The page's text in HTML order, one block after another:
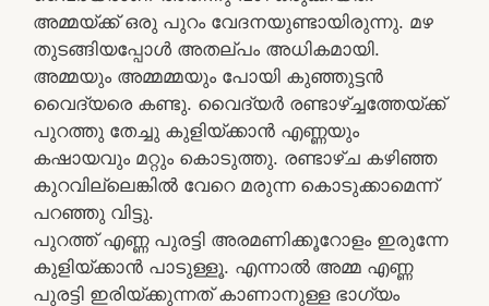
അമ്മയ്ക്ക് ഒരു പുറം വേദനയുണ്ടായിരുന്നു. മഴ
തുടങ്ങിയപ്പോൾ അതല്പം അധികമായി.
അമ്മയും അമ്മമ്മയും പോയി കുഞ്ഞുട്ടൻ
വൈദ്യരെ കണ്ടു. വൈദ്യർ രണ്ടാഴ്ച്ചത്തേയ്ക്ക്
പുറത്തു തേച്ചു കുളിയ്ക്കാൻ എണ്ണയും
കഷായവും മറ്റും കൊടുത്തു. രണ്ടാഴ്ച കഴിഞ്ഞ
കുറവില്ലെങ്കിൽ വേറെ മരുന്ന കൊടുക്കാമെന്ന്
പറഞ്ഞു വിട്ടു.
പുറത്ത് എണ്ണ പുരട്ടി അരമണിക്കൂറോളം ഇരുന്നേ
കുളിയ്ക്കാൻ പാടുള്ളൂ. എന്നാൽ അമ്മ എണ്ണ
പുരട്ടി ഇരിയ്ക്കുന്നത് കാണാനുള്ള ഭാഗ്യം